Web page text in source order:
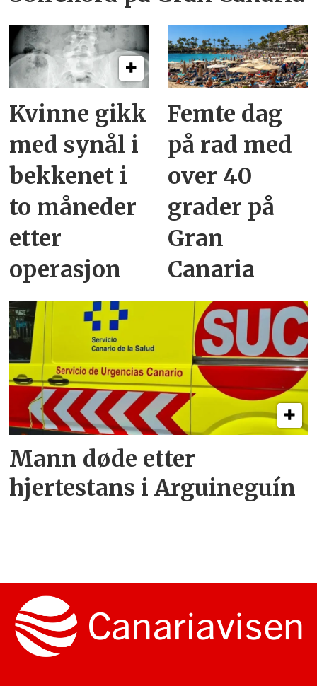
Kvinne gikk
med synål i
bekkenet i
to måneder
etter
operasjon
Femte dag
på rad med
over 40
grader på
Gran
Canaria
Mann døde etter
hjertestans i Arguineguín